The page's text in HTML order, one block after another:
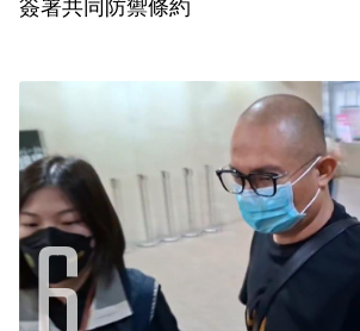
簽署共同防禦條約